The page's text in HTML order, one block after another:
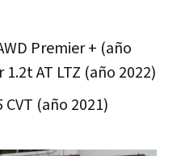
Premier + (año
AT LTZ (año 2022)
CVT (año 2021)